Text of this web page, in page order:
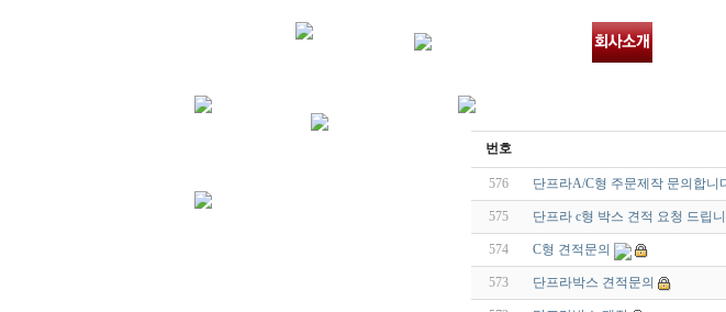
번호
576 단프라A/C형 주문제작 문의합니
575 단프라 c형 박스 견적 요청 드립
574 C형 견적문의
573 단프라박스 견적문의